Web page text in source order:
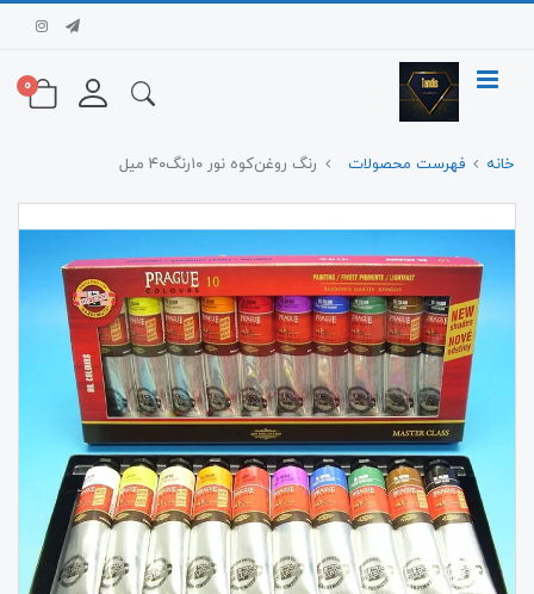
0
خانه فهرست محصولات رنگ روغن‌کوه نور ۱۰‌رنگ‌۴۰ میل